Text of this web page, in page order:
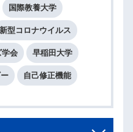
国際教養大学
新型コロナウイルス
学会 早稲田大学
自己修正機能